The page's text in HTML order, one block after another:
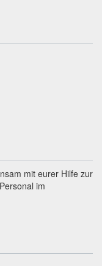
mit eurer Hilfe zur
im